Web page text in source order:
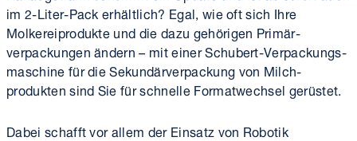
im 2-Liter-Pack erhältlich? Egal, wie oft sich Ihre
Molkerei­produkte und die dazu gehörigen Primär­
verpackungen ändern – mit einer Schubert-Verpackungs­
maschine für die Sekundär­verpackung von Milch­
produkten sind Sie für schnelle Format­wechsel gerüstet.
Dabei schafft vor allem der Einsatz von Robotik